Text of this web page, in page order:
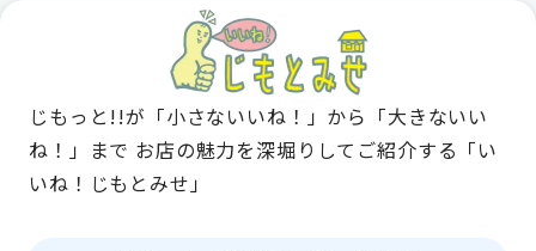
じもっと!!が「小さないいね！」から「大きないい
ね！」まで お店の魅力を深堀りしてご紹介する「い
いね！じもとみせ」